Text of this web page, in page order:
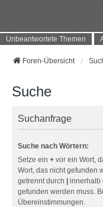
Unbeantwortete Themen
Foren-Übersicht
Suche
Suchanfrage
Suche nach Wörtern:
Setze ein + vor ein Wort,
Wort, das nicht gefunden
getrennt durch
innerhalb
gefunden werden muss.
Übereinstimmungen.